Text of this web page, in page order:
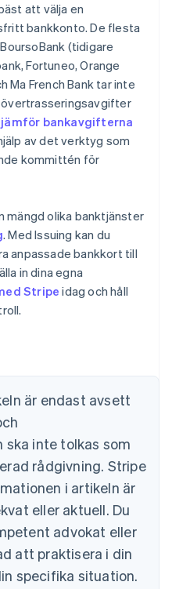
att välja en
bankkonto. De flesta
(tidigare
Fortuneo, Orange
Ma French Bank tar inte
jämför bankavgifterna
av det verktyg som
kommittén för
mängd olika banktjänster
. Med Issuing kan du
anpassade bankkort till
in dina egna
Stripeidag och håll
är endast avsett
inte tolkas som
rådgivning. Stripe
i artikeln är
eller aktuell. Du
advokat eller
att praktisera i din
specifika situation.